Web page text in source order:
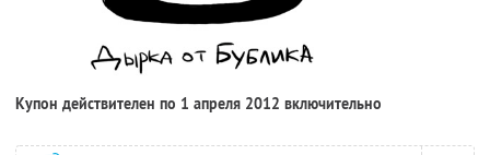
Купон действителен по 1 апреля 2012 включительно